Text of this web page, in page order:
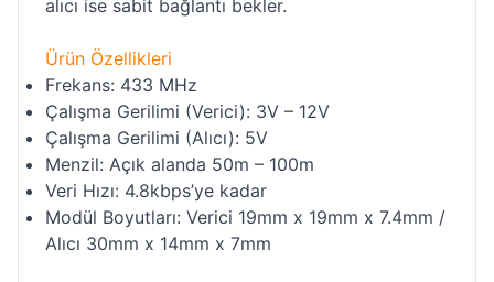
alıcı ise sabit bağlantı bekler.
Ürün Özellikleri
Frekans: 433 MHz
Çalışma Gerilimi (Verici): 3V – 12V
Çalışma Gerilimi (Alıcı): 5V
Menzil: Açık alanda 50m – 100m
Veri Hızı: 4.8kbps’ye kadar
Modül Boyutları: Verici 19mm x 19mm x 7.4mm /
Alıcı 30mm x 14mm x 7mm